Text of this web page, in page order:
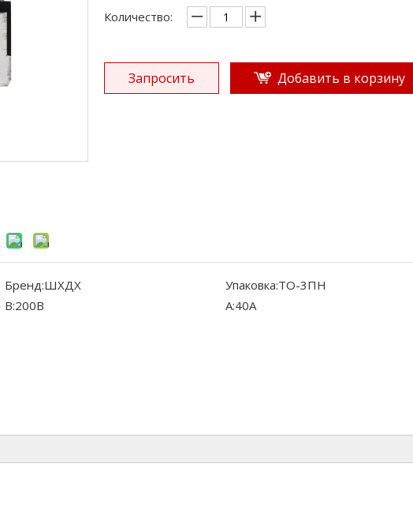
Количество:
Запросить Добавить в корзину
Бренд:ШХДХ Упаковка:ТО-3ПН
В:200В А:40А